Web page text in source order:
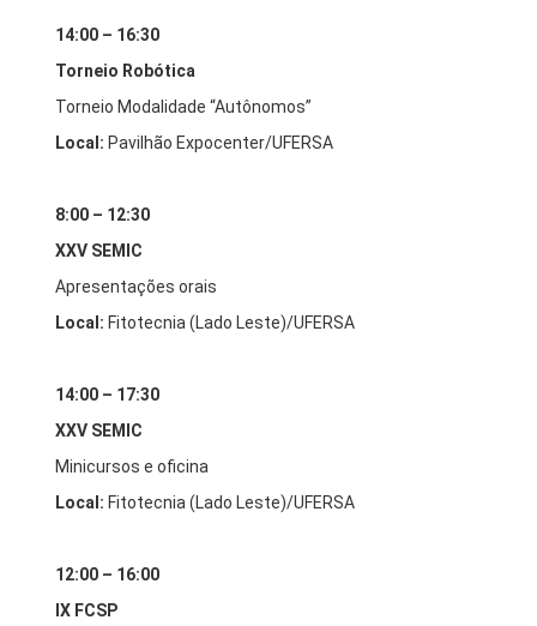
14:00 – 16:30
Torneio Robótica
Torneio Modalidade “Autônomos”
Local: Pavilhão Expocenter/UFERSA
8:00 – 12:30
XXV SEMIC
Apresentações orais
Local: Fitotecnia (Lado Leste)/UFERSA
14:00 – 17:30
XXV SEMIC
Minicursos e oficina
Local: Fitotecnia (Lado Leste)/UFERSA
12:00 – 16:00
IX FCSP